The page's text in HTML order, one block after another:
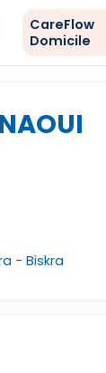
CareFlow
Domicile
- Biskra